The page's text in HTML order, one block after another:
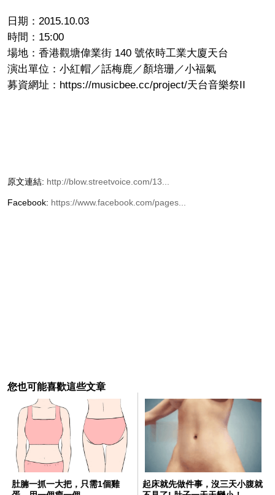
日期：2015.10.03
時間：15:00
場地：香港觀塘偉業街 140 號依時工業大廈天台
演出單位：小紅帽／話梅鹿／顏培珊／小福氣
募資網址：https://musicbee.cc/project/天台音樂祭II
原文連結: http://blow.streetvoice.com/13...
Facebook: https://www.facebook.com/pages...
您也可能喜歡這些文章
肚腩一抓一大把，只需1個雞
起床就先做件事，沒三天小腹就